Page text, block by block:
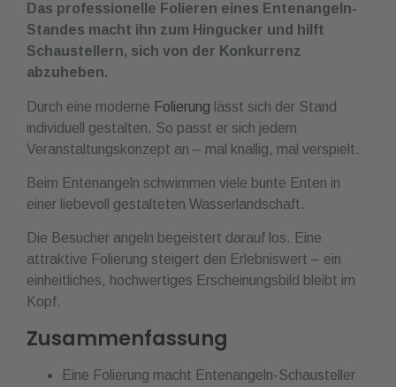
Das professionelle Folieren eines Entenangeln-
Standes macht ihn zum Hingucker und hilft
Schaustellern, sich von der Konkurrenz
abzuheben.
Durch eine moderne Folierung lässt sich der Stand
individuell gestalten. So passt er sich jedem
Veranstaltungskonzept an – mal knallig, mal verspielt.
Beim Entenangeln schwimmen viele bunte Enten in
einer liebevoll gestalteten Wasserlandschaft.
Die Besucher angeln begeistert darauf los. Eine
attraktive Folierung steigert den Erlebniswert – ein
einheitliches, hochwertiges Erscheinungsbild bleibt im
Kopf.
Zusammenfassung
Eine Folierung macht Entenangeln-Schausteller